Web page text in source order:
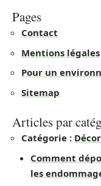
Pages
Contact
Mentions légales
Pour un
Sitemap
Articles par
Catégorie :
Comment
les